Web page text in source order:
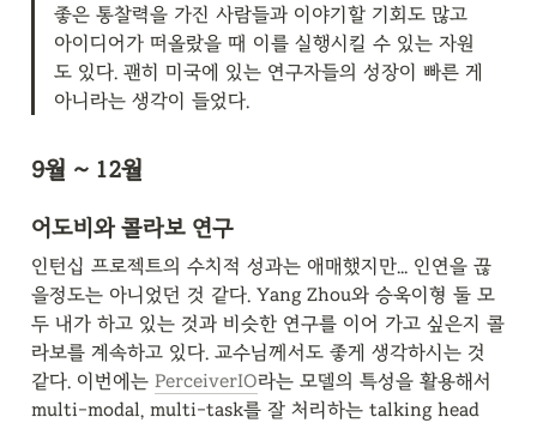
좋은 통찰력을 가진 사람들과 이야기할 기회도 많고
아이디어가 떠올랐을 때 이를 실행시킬 수 있는 자원
도 있다. 괜히 미국에 있는 연구자들의 성장이 빠른 게
아니라는 생각이 들었다.
9월 ~ 12월
어도비와 콜라보 연구
인턴십 프로젝트의 수치적 성과는 애매했지만... 인연을 끊
을정도는 아니었던 것 같다. Yang Zhou와 승욱이형 둘 모
두 내가 하고 있는 것과 비슷한 연구를 이어 가고 싶은지 콜
라보를 계속하고 있다. 교수님께서도 좋게 생각하시는 것
같다. 이번에는 PerceiverIO라는 모델의 특성을 활용해서
multi-modal, multi-task를 잘 처리하는 talking head